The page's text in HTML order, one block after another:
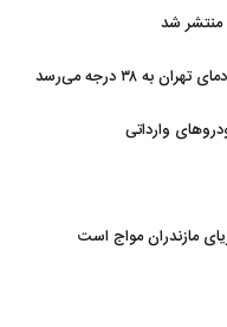
شد
وارداتی
مازندران مواج است